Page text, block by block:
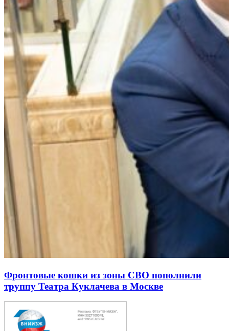
Фронтовые кошки из зоны СВО пополнили
труппу Театра Куклачева в Москве